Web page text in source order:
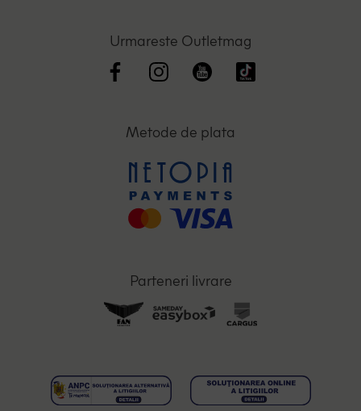
Urmareste Outletmag
Metode de plata
Parteneri livrare